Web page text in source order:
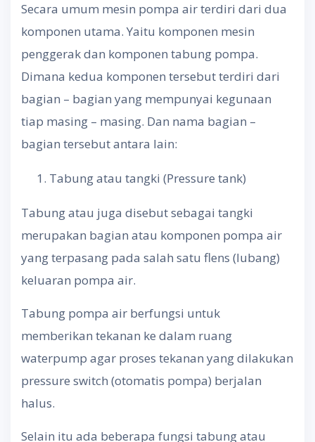
Secara umum mesin pompa air terdiri dari dua
komponen utama. Yaitu komponen mesin
penggerak dan komponen tabung pompa.
Dimana kedua komponen tersebut terdiri dari
bagian – bagian yang mempunyai kegunaan
tiap masing – masing. Dan nama bagian –
bagian tersebut antara lain:
Tabung atau tangki (Pressure tank)
Tabung atau juga disebut sebagai tangki
merupakan bagian atau komponen pompa air
yang terpasang pada salah satu flens (lubang)
keluaran pompa air.
Tabung pompa air berfungsi untuk
memberikan tekanan ke dalam ruang
waterpump agar proses tekanan yang dilakukan
pressure switch (otomatis pompa) berjalan
halus.
Selain itu ada beberapa fungsi tabung atau